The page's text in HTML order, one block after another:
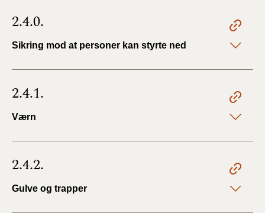
2.4.0.
Sikring mod at personer kan styrte ned
2.4.1.
Værn
2.4.2.
Gulve og trapper